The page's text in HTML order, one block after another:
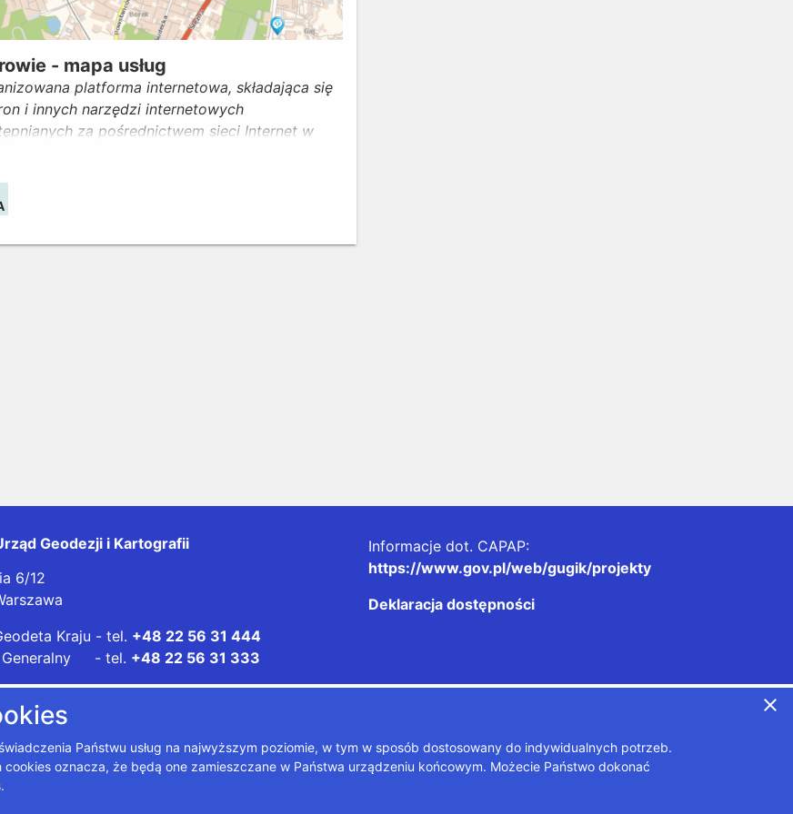
- mapa usług
platforma internetowa, składająca się
i innych narzędzi internetowych
za pośrednictwem sieci Internet w
Geodezji i Kartografii
6/12
Kraju - tel. +48 22 56 31 444
Generalny - tel. +48 22 56 31 333
Informacje dot. CAPAP:
https://www.gov.pl/web/gugik/projekty
Deklaracja dostępności
Państwu usług na najwyższym poziomie, w tym w sposób dostosowany do indywidualnych potrzeb.
oznacza, że będą one zamieszczane w Państwa urządzeniu końcowym. Możecie Państwo dokonać
close